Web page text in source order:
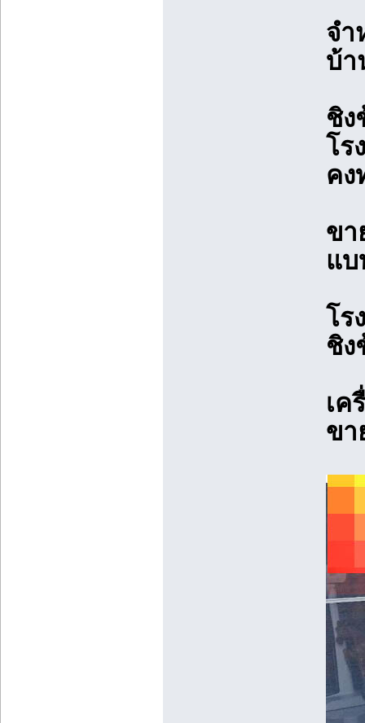
จำ
บ้า
ชิง
โร
คง
ขา
แบ
โร
ชิง
เค
ขา